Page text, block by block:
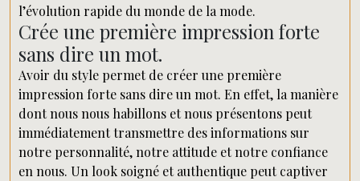
l’évolution rapide du monde de la mode.
Crée une première impression forte
sans dire un mot.
Avoir du style permet de créer une première
impression forte sans dire un mot. En effet, la manière
dont nous nous habillons et nous présentons peut
immédiatement transmettre des informations sur
notre personnalité, notre attitude et notre confiance
en nous. Un look soigné et authentique peut captiver